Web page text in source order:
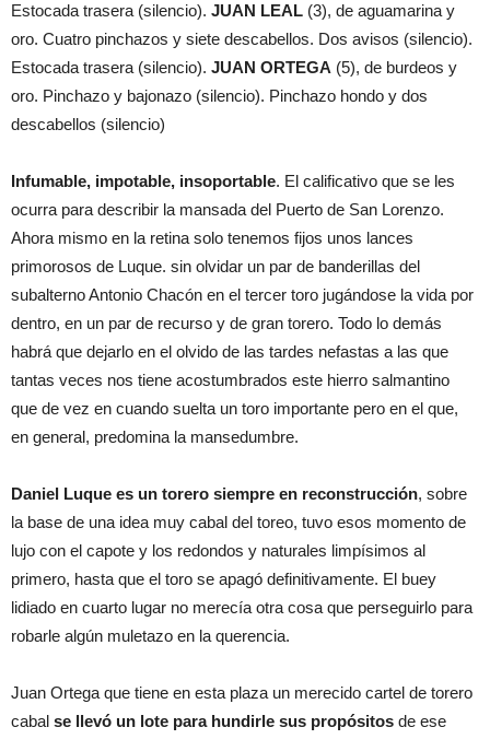
Estocada trasera (silencio). JUAN LEAL (3), de aguamarina y
oro. Cuatro pinchazos y siete descabellos. Dos avisos (silencio).
Estocada trasera (silencio). JUAN ORTEGA (5), de burdeos y
oro. Pinchazo y bajonazo (silencio). Pinchazo hondo y dos
descabellos (silencio)
Infumable, impotable, insoportable. El calificativo que se les
ocurra para describir la mansada del Puerto de San Lorenzo.
Ahora mismo en la retina solo tenemos fijos unos lances
primorosos de Luque. sin olvidar un par de banderillas del
subalterno Antonio Chacón en el tercer toro jugándose la vida por
dentro, en un par de recurso y de gran torero. Todo lo demás
habrá que dejarlo en el olvido de las tardes nefastas a las que
tantas veces nos tiene acostumbrados este hierro salmantino
que de vez en cuando suelta un toro importante pero en el que,
en general, predomina la mansedumbre.
Daniel Luque es un torero siempre en reconstrucción, sobre
la base de una idea muy cabal del toreo, tuvo esos momento de
lujo con el capote y los redondos y naturales limpísimos al
primero, hasta que el toro se apagó definitivamente. El buey
lidiado en cuarto lugar no merecía otra cosa que perseguirlo para
robarle algún muletazo en la querencia.
Juan Ortega que tiene en esta plaza un merecido cartel de torero
cabal se llevó un lote para hundirle sus propósitos de ese